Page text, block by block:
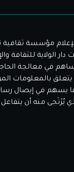
مؤسسة ثقافية
دار الولاية للثقافة
1413هـ لتساهم في معالجة
بالمعلومات
يسهم في إيصال
يُرْتَجى منه أن